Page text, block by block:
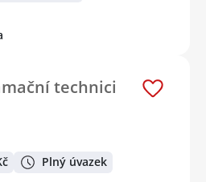
technici
Plný úvazek